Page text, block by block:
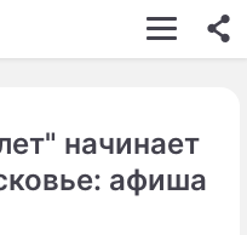
ШОУ-БИЗНЕС
КИНО
НЕДВИЖИМОСТЬ
начинает
афиша